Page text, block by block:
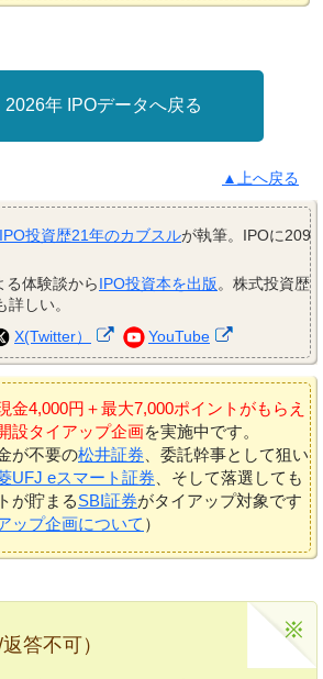
2026年 IPOデータへ戻る
▲上へ戻る
IPO投資歴21年のカブスルが執筆。IPOに209
る体験談からIPO投資本を出版。株式投資歴
しい。
X(Twitter） YouTube
金4,000円＋最大7,000ポイントがもらえ
設タイアップ企画を実施中です。
が不要の松井証券、委託幹事として狙い
UFJ eスマート証券、そして落選しても
が貯まるSBI証券がタイアップ対象です
ップ企画について ）
答不可）